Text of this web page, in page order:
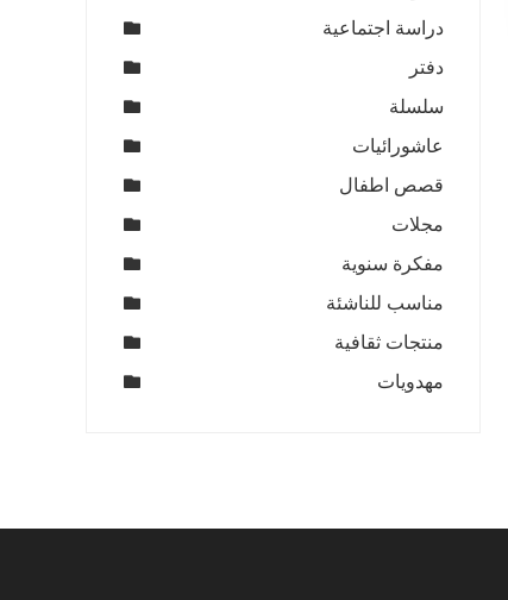
دراسة اجتماعية
دفتر
سلسلة
عاشورائيات
قصص اطفال
مجلات
مفكرة سنوية
مناسب للناشئة
منتجات ثقافية
مهدويات